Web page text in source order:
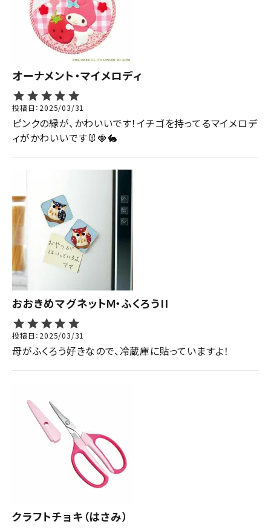
オーナメント・マイメロディ
投稿日 2025/03/31
ピンクの縁が、かわいいです！イチゴを持ってるマイメロデ
ィがかわいいです🐰🍓🐇
おおきめマグネットＭ・ふくろうII
投稿日 2025/03/31
母がふくろう好きなので、冷蔵庫に貼っていますよ！
クラフトチョキ（はさみ）